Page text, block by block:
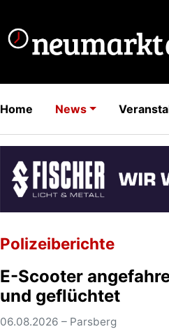
Home News
Polizeiberichte
E-Scooter
und geflüchtet
06.08.2026 – Parsberg